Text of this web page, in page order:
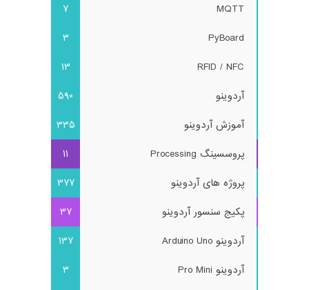
MQTT
7
PyBoard
3
RFID / NFC
13
آردوینو
590
آموزش آردوینو
335
پروسسینگ Processing
11
پروژه های آردوینو
377
پکیج سنسور آردوینو
37
آردوینو Arduino Uno
137
آردوینو Pro Mini
3